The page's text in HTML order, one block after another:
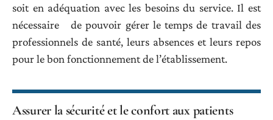
soit en adéquation avec les besoins du service. Il est
nécessaire de pouvoir gérer le temps de travail des
professionnels de santé, leurs absences et leurs repos
pour le bon fonctionnement de l’établissement.
Assurer la sécurité et le confort aux patients